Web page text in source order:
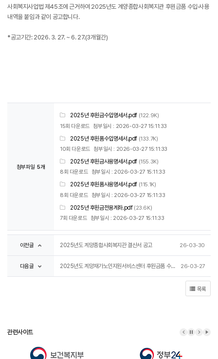
사회복지사업법 제45조에 근거하여 2025년도 계양종합사회복지관 후원금품 수입·사용
내역을 붙임과 같이 공고합니다.
*공고기간: 2026. 3. 27. ~ 6. 27.(3개월간)
첨부파일 5개
2025년 후원금수입명세서.pdf (122.9K)
15회 다운로드 첨부일시 : 2026-03-27 15:11:33
2025년 후원품수입명세서.pdf (133.7K)
10회 다운로드 첨부일시 : 2026-03-27 15:11:33
2025년 후원금사용명세서.pdf (155.3K)
8회 다운로드 첨부일시 : 2026-03-27 15:11:33
2025년 후원품사용명세서.pdf (115.1K)
8회 다운로드 첨부일시 : 2026-03-27 15:11:33
2025년 후원금전용계좌.pdf (23.6K)
7회 다운로드 첨부일시 : 2026-03-27 15:11:33
이전글 2025년도 계양종합사회복지관 결산서 공고 26-03-30
다음글 2025년도 계양재가노인지원서비스센터 후원금품 수입및사용내역 공고 26-03-27
목록
관련사이트 이전 배너
배너 정지
다음 배
배